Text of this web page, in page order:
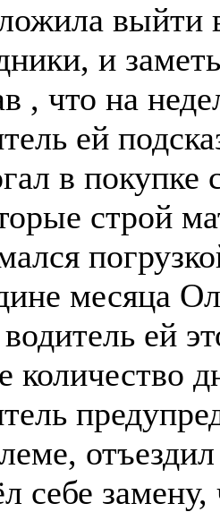
выйти
и
, что на
ей
в покупке
строй
месяца
ей
количество
себе